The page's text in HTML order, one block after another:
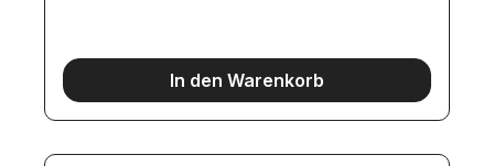
In den Warenkorb